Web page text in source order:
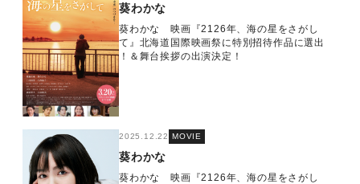
葵わかな
葵わかな 映画『2126年、海の星をさがし
て』北海道国際映画祭に特別招待作品に選出
！＆舞台挨拶の出演決定！
2025.12.22 MOVIE
葵わかな
葵わかな 映画『2126年、海の星をさがし